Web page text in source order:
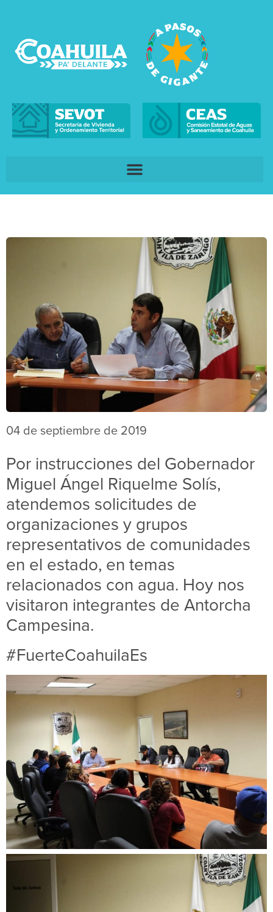
04 de septiembre de 2019
Por instrucciones del Gobernador
Miguel Ángel Riquelme Solís,
atendemos solicitudes de
organizaciones y grupos
representativos de comunidades
en el estado, en temas
relacionados con agua. Hoy nos
visitaron integrantes de Antorcha
Campesina.
#FuerteCoahuilaEs